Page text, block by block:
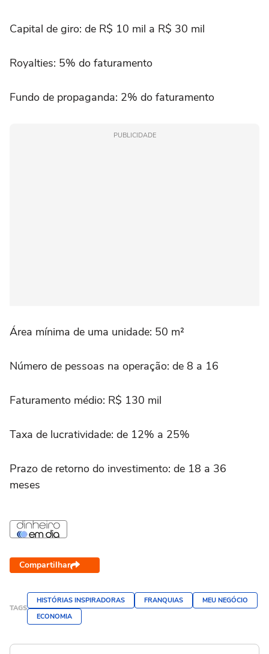
Capital de giro: de R$ 10 mil a R$ 30 mil
Royalties: 5% do faturamento
Fundo de propaganda: 2% do faturamento
PUBLICIDADE
Área mínima de uma unidade: 50 m²
Número de pessoas na operação: de 8 a 16
Faturamento médio: R$ 130 mil
Taxa de lucratividade: de 12% a 25%
Prazo de retorno do investimento: de 18 a 36
meses
Compartilhar
TAGS
HISTÓRIAS INSPIRADORAS FRANQUIAS
MEU NEGÓCIO
ECONOMIA